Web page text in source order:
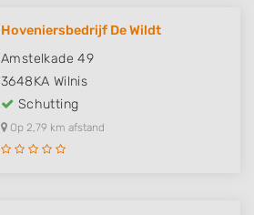
Hoveniersbedrijf De Wildt
Amstelkade 49
3648KA Wilnis
Schutting
Op 2,79 km afstand